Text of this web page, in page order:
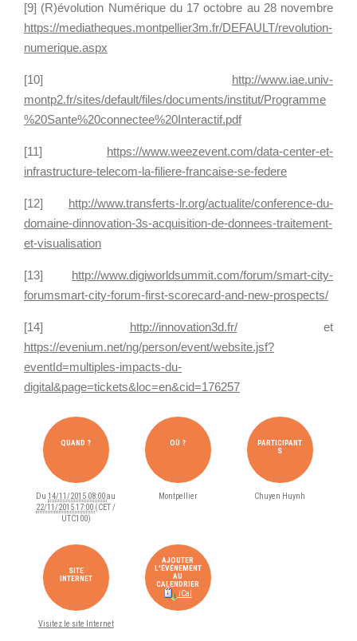
2
2
n
o
v
e
b
r
2
5
à
o
n
t
p
QUAND ?
Du14/11/2015 08:00au
22/11/2015 17:00 (CET /
UTC100)
OÙ ?
Montpellier
PARTICIPANT
S
Chuyen Huynh
SITE
INTERNET
Visitez le site Internet
AJOUTER
L'ÉVÉNEMENT
AU
CALENDRIER
iCal
[9] (R)évolution Numérique du 17 octobre au 28 novembre
https://mediatheques.montpellier3m.fr/DEFAULT/revolution-
numerique.aspx
[10] http://www.iae.univ-
montp2.fr/sites/default/files/documents/institut/Programme
%20Sante%20connectee%20Interactif.pdf
[11] https://www.weezevent.com/data-center-et-
infrastructure-telecom-la-filiere-francaise-se-federe
[12] http://www.transferts-lr.org/actualite/conference-du-
domaine-dinnovation-3s-acquisition-de-donnees-traitement-
et-visualisation
[13] http://www.digiworldsummit.com/forum/smart-city-
forumsmart-city-forum-first-scorecard-and-new-prospects/
[14] http://innovation3d.fr/et
https://evenium.net/ng/person/event/website.jsf?
eventId=multiples-impacts-du-
digital&page=tickets&loc=en&cid=176257